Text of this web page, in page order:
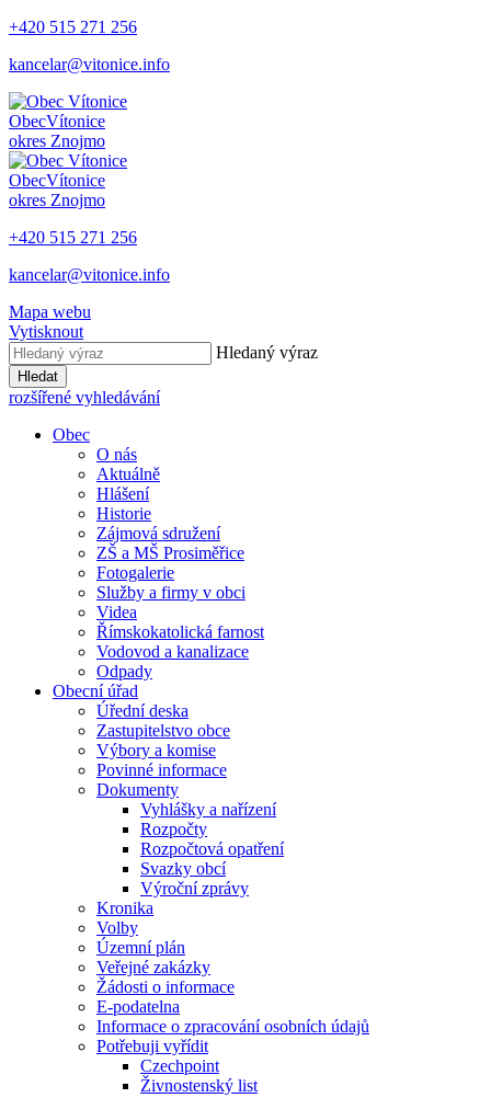
+420 515 271 256
kancelar@vitonice.info
ObecVítonice
okres Znojmo
ObecVítonice
okres Znojmo
+420 515 271 256
kancelar@vitonice.info
Mapa webu
Vytisknout
Hledaný výraz
Hledat
rozšířené vyhledávání
Obec
O nás
Aktuálně
Hlášení
Historie
Zájmová sdružení
ZŠ a MŠ Prosiměřice
Fotogalerie
Služby a firmy v obci
Videa
Římskokatolická farnost
Vodovod a kanalizace
Odpady
Obecní úřad
Úřední deska
Zastupitelstvo obce
Výbory a komise
Povinné informace
Dokumenty
Vyhlášky a nařízení
Rozpočty
Rozpočtová opatření
Svazky obcí
Výroční zprávy
Kronika
Volby
Územní plán
Veřejné zakázky
Žádosti o informace
E-podatelna
Informace o zpracování osobních údajů
Potřebuji vyřídit
Czechpoint
Živnostenský list